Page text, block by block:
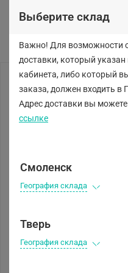
Выберите склад
Важно! Для возможности
доставки, который
кабинета, либо который
заказа, должен входить в
Адрес доставки вы
ссылке
Смоленск
География склада
Тверь
География склада